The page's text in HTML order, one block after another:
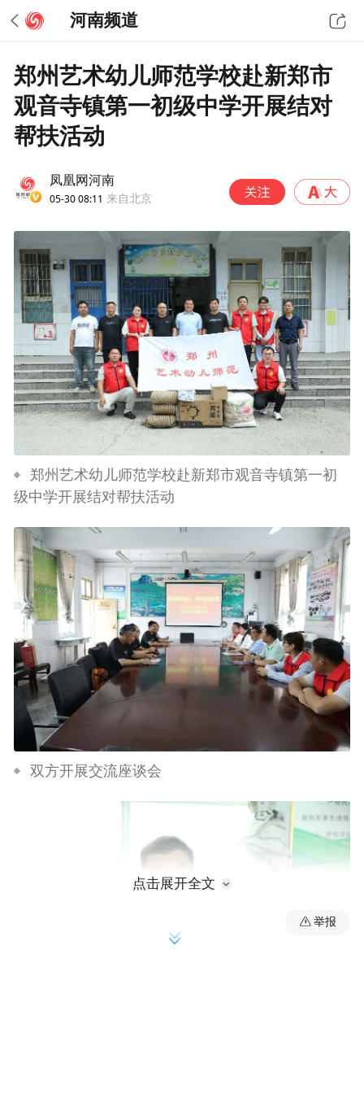
河南频道
郑州艺术幼儿师范学校赴新郑市
观音寺镇第一初级中学开展结对
帮扶活动
凤凰网河南
05-30 08:11 来自北京
郑州艺术幼儿师范学校赴新郑市观音寺镇第一初
级中学开展结对帮扶活动
双方开展交流座谈会
点击展开全文
举报